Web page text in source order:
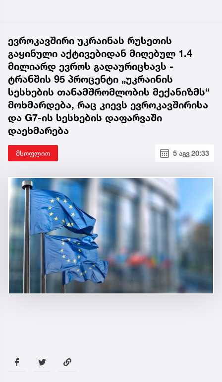
ევროკავშირი უკრაინას რუსეთის
გაყინული აქტივებიდან მიღებულ 1.4
მილიარდ ევროს გადაურიცხავს -
ტრანშის 95 პროცენტი „უკრაინის
სესხების თანამშრომლობის მექანიზმს“
მოხმარდება, რაც კიევს ევროკავშირისა
და G7-ის სესხების დაფარვაში
დაეხმარება
მსოფლიო 5 აგვ 20:33